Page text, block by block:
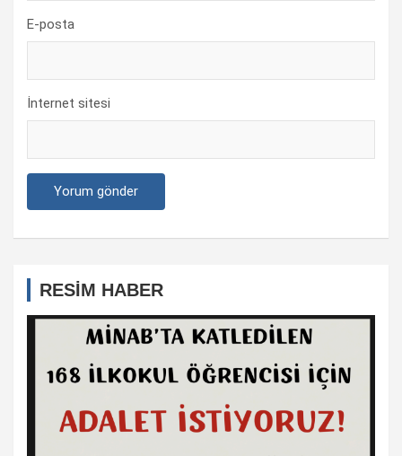
E-posta
İnternet sitesi
RESİM HABER